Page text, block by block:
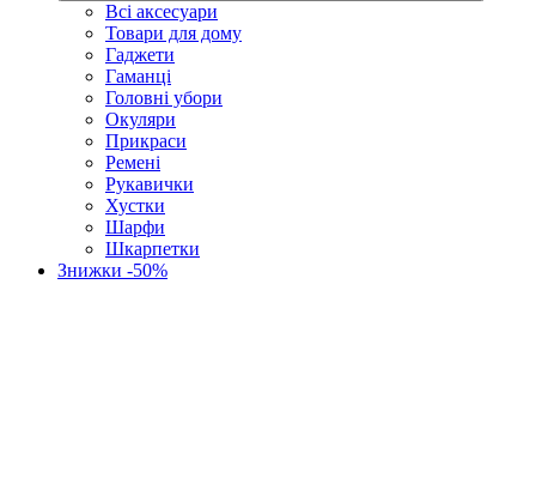
Всі аксесуари
Товари для дому
Гаджети
Гаманці
Головні убори
Окуляри
Прикраси
Ремені
Рукавички
Хустки
Шарфи
Шкарпетки
Знижки -50%